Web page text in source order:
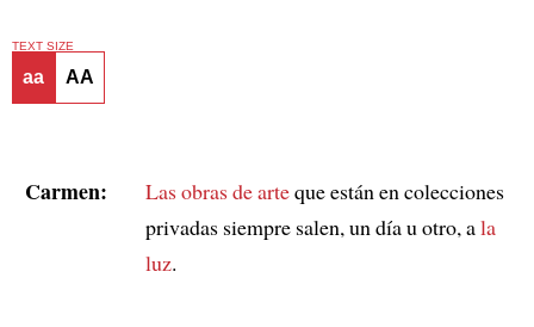
TEXT SIZE
aa AA
Carmen: Las obras de arteque están en colecciones
privadas siempre salen, un día u otro, ala
luz.